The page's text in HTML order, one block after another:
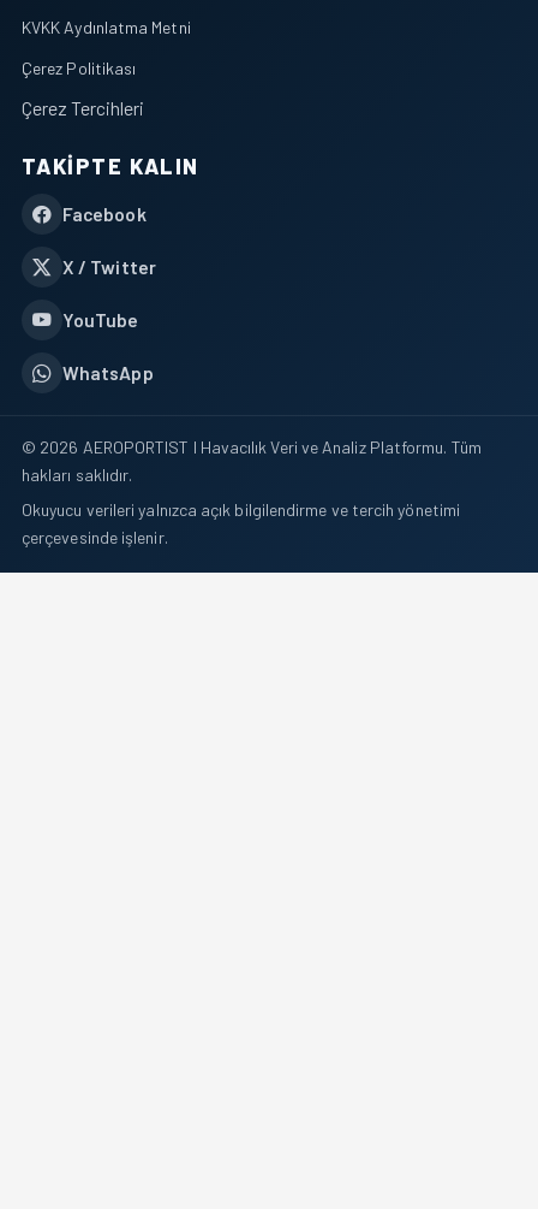
KVKK Aydınlatma Metni
Çerez Politikası
Çerez Tercihleri
TAKIPTE KALIN
Facebook
X / Twitter
YouTube
WhatsApp
© 2026 AEROPORTIST I Havacılık Veri ve Analiz Platformu. Tüm
hakları saklıdır.
Okuyucu verileri yalnızca açık bilgilendirme ve tercih yönetimi
çerçevesinde işlenir.